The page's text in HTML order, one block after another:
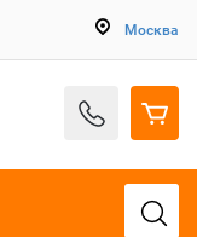
Москва